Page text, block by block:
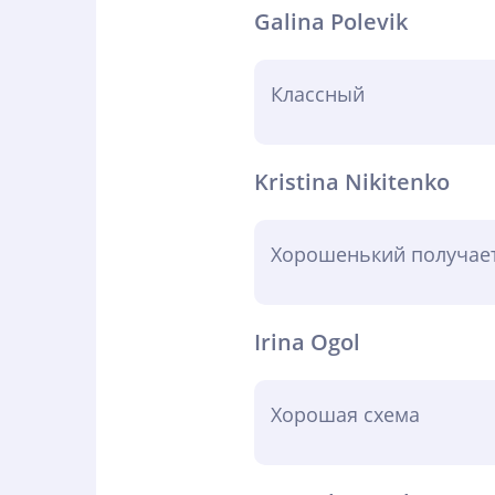
Galina Polevik
Классный
Kristina Nikitenko
Хорошенький
Irina Ogol
Хорошая схема